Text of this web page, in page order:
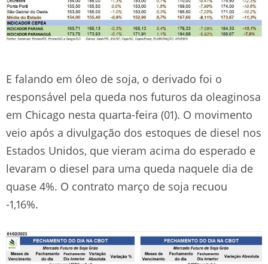
E falando em óleo de soja, o derivado foi o
responsável pela queda nos futuros da oleaginosa
em Chicago nesta quarta-feira (01). O movimento
veio após a divulgação dos estoques de diesel nos
Estados Unidos, que vieram acima do esperado e
levaram o diesel para uma queda naquele dia de
quase 4%. O contrato março de soja recuou
-1,16%.